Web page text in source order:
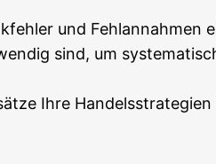
und Fehl­an­nah­men
sind, um
Ihre